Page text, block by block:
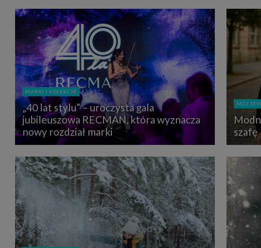
MARKI I KOLEKCJE
„40 lat stylu” – uroczysta gala
jubileuszowa RECMAN, która wyznacza
nowy rozdział marki
MÓJ STYL
szafę